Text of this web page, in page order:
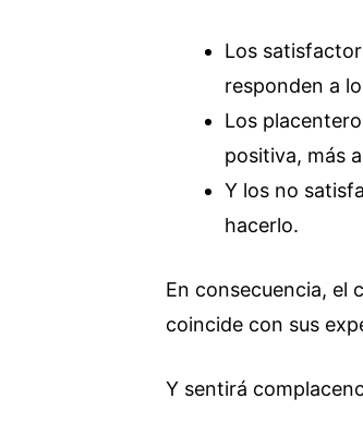
Los
responden a
Los
positiva, más
Y los no
hacerlo.
En consecuencia, el
coincide con sus
Y sentirá